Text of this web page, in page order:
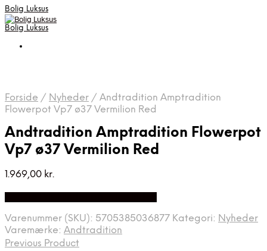
Bolig Luksus
Bolig Luksus
Forside / Nyheder / Andtradition Amptradition
Flowerpot Vp7 ø37 Vermilion Red
Andtradition Amptradition Flowerpot
Vp7 ø37 Vermilion Red
1.969,00 kr.
Varenummer (SKU): 5705385036877 Kategori: Nyheder
Varemærke: Andtradition
Previous Product